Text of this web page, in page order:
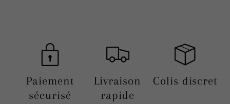
Paiement
sécurisé
Livraison
rapide
Colis discret